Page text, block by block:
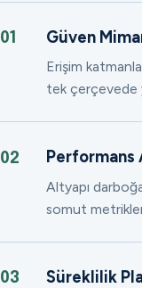
01 Güven
Erişim
tek çerçevede
02 Performans
Altyapı
somut
03 Süreklilik